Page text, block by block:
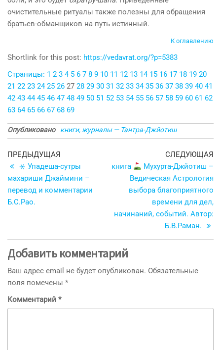
очистительные ритуалы также полезны для обращения
братьев-обманщиков на путь истинный.
К оглавлению
Shortlink for this post: https://vedavrat.org/?p=5383
Страницы: 1 2 3 4 5 6 7 8 9 10 11 12 13 14 15 16 17 18 19 20
21 22 23 24 25 26 27 28 29 30 31 32 33 34 35 36 37 38 39 40 41
42 43 44 45 46 47 48 49 50 51 52 53 54 55 56 57 58 59 60 61 62
63 64 65 66 67 68 69
Опубликовано книги, журналы — Тантра-Джйотиш
Навигация
по
записям
Предыдущая
запись
ПРЕДЫДУЩАЯ
⚹ Упадеша-сутры
махариши Джаймини –
перевод и комментарии
Б.С.Рао.
СЛЕДУЮЩАЯ
книга
Мухурта-Джйотиш –
Ведическая Астрология
выбора благоприятного
времени для дел,
начинаний, событий. Автор:
Б.В.Раман.
Добавить комментарий
Ваш адрес email не будет опубликован. Обязательные
поля помечены *
Комментарий *